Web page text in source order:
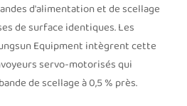
d'alimentation et de scellage
de surface identiques. Les
Equipment intègrent cette
servo-motorisés qui
de scellage à 0,5 % près.